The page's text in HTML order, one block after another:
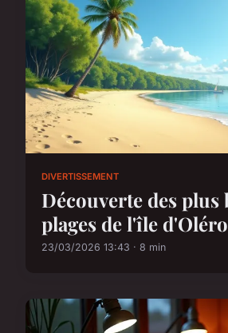
DIVERTISSEMENT
Découverte des plus
plages de l'île
23/03/2026 13:43 · 8 min